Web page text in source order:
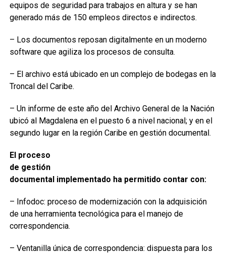
equipos de seguridad para trabajos en altura y se han
generado más de 150 empleos directos e indirectos.
– Los documentos reposan digitalmente en un moderno
software que agiliza los procesos de consulta.
– El archivo está ubicado en un complejo de bodegas en la
Troncal del Caribe.
– Un informe de este año del Archivo General de la Nación
ubicó al Magdalena en el puesto 6 a nivel nacional; y en el
segundo lugar en la región Caribe en gestión documental.
El proceso
de gestión
documental implementado ha permitido contar con:
– Infodoc: proceso de modernización con la adquisición
de una herramienta tecnológica para el manejo de
correspondencia.
– Ventanilla única de correspondencia: dispuesta para los